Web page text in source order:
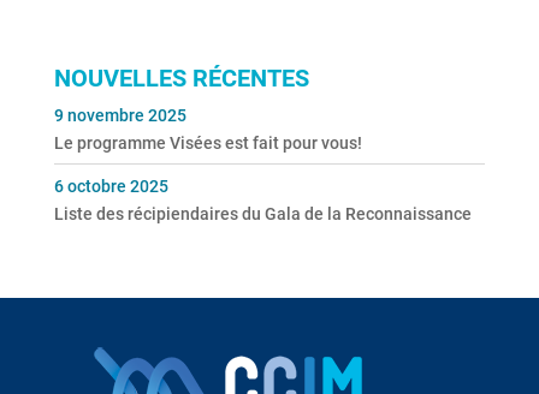
NOUVELLES RÉCENTES
Le programme Visées est fait pour vous!
9 novembre 2025
Liste des récipiendaires du Gala de la Reconnaissance
6 octobre 2025